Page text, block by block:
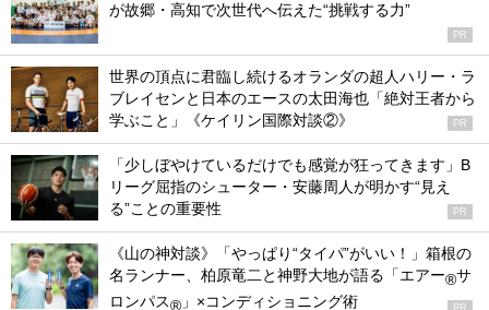
が故郷・高知で次世代へ伝えた“挑戦する力”
PR
世界の頂点に君臨し続けるオランダの超人ハリー・ラ
ブレイセンと日本のエースの太田海也「絶対王者から
学ぶこと」《ケイリン国際対談②》
PR
「少しぼやけているだけでも感覚が狂ってきます」B
リーグ屈指のシューター・安藤周人が明かす“見え
る”ことの重要性
PR
《山の神対談》「やっぱり“タイパ”がいい！」箱根の
名ランナー、柏原竜二と神野大地が語る「エアー®サ
ロンパス® 」×コンディショニング術